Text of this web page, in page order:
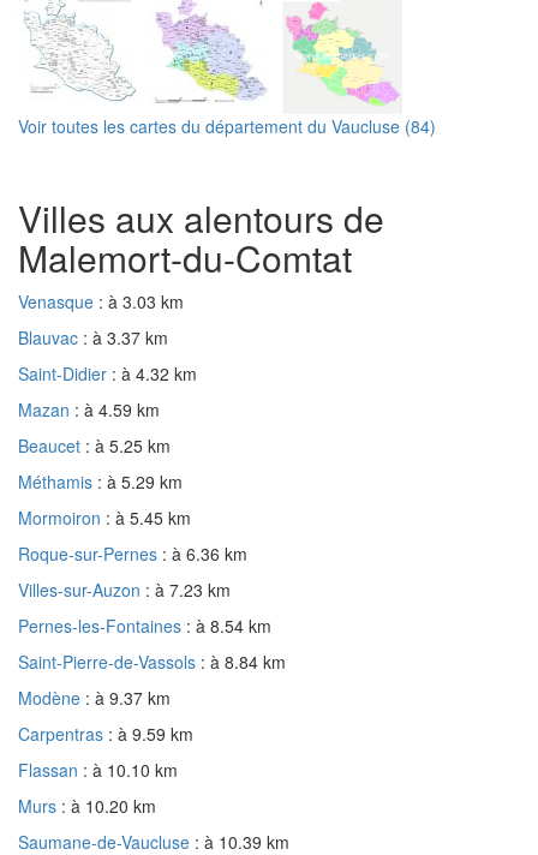
Voir toutes les cartes du département du Vaucluse (84)
Villes aux alentours de
Malemort-du-Comtat
Venasque : à 3.03 km
Blauvac : à 3.37 km
Saint-Didier : à 4.32 km
Mazan : à 4.59 km
Beaucet : à 5.25 km
Méthamis : à 5.29 km
Mormoiron : à 5.45 km
Roque-sur-Pernes : à 6.36 km
Villes-sur-Auzon : à 7.23 km
Pernes-les-Fontaines : à 8.54 km
Saint-Pierre-de-Vassols : à 8.84 km
Modène : à 9.37 km
Carpentras : à 9.59 km
Flassan : à 10.10 km
Murs : à 10.20 km
Saumane-de-Vaucluse : à 10.39 km